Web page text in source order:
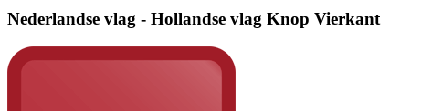
Nederlandse vlag - Hollandse vlag Knop Vierkant